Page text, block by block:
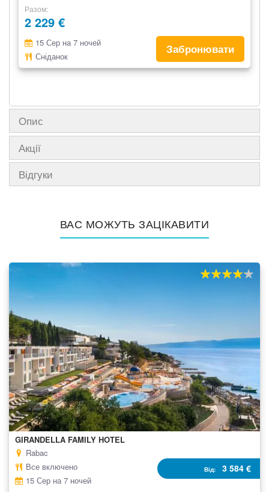
Разом
2 229 €
15 Сер на 7 ночей
Сніданок
Забронювати
Опис
Акції
Відгуки
ВАС МОЖУТЬ ЗАЦІКАВИТИ
GIRANDELLA FAMILY HOTEL
Від 3 584 €
Rabac
Все включено
15 Сер на 7 ночей